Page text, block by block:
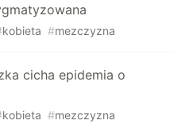
kobieta #mezczyzna
cicha epidemia o
kobieta #mezczyzna